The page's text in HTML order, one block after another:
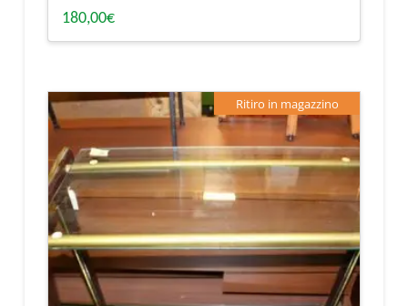
180,00€
Ritiro in magazzino